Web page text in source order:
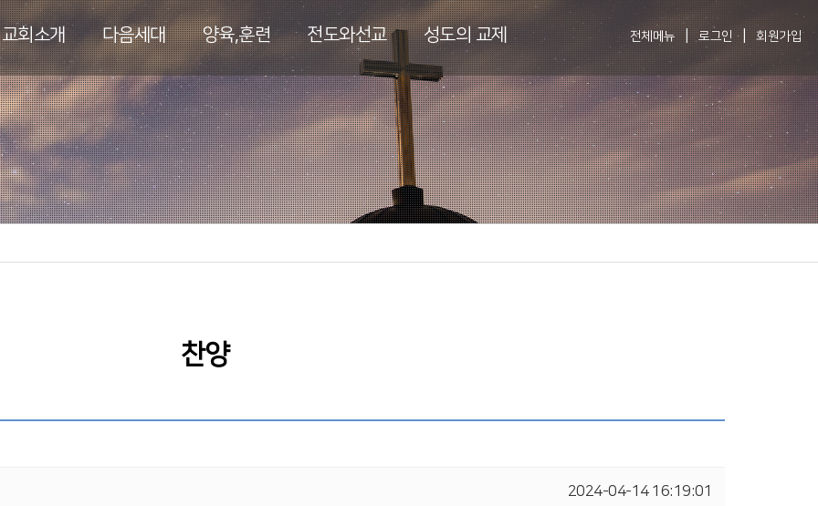
교회소개 다음세대 양육,훈련 전도와선교 성도의 교제 전체메뉴 | 로그인 | 회원가입
찬양
2024-04-14 16:19:01